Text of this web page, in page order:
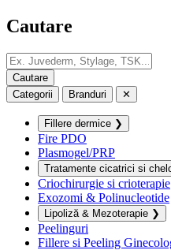
Cautare
Categorii Branduri ✕
Fillere dermice ❯
Fire PDO
Plasmogel/PRP
Tratamente cicatrici si
Criochirurgie si crioterapie
Exozomi & Polinucleotide
Lipoliză & Mezoterapie ❯
Peelinguri
Fillere si Peeling